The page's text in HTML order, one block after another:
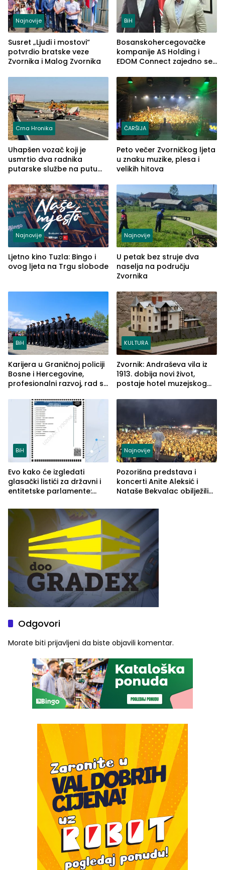
Najnovije
Susret „Ljudi i mostovi“
potvrdio bratske veze
Zvornika i Malog Zvornika
BiH
Bosanskohercegovačke
kompanije AS Holding i
EDOM Connect zajedno se
Crna Hronika
Uhapšen vozač koji je
usmrtio dva radnika
putarske službe na putu
(FOTO)
ČARŠIJA
Peto večer Zvorničkog ljeta
u znaku muzike, plesa i
velikih hitova
Najnovije
Ljetno kino Tuzla: Bingo i
ovog ljeta na Trgu slobode
Najnovije
U petak bez struje dva
naselja na području
Zvornika
BiH
Karijera u Graničnoj policiji
Bosne i Hercegovine,
profesionalni razvoj, rad sa
služba građanima
KULTURA
Zvornik: Andraševa vila iz
1913. dobija novi život,
postaje hotel muzejskog
BiH
Evo kako će izgledati
glasački listići za državni i
entitetske parlamente:
vidljive na njima
Najnovije
Pozorišna predstava i
koncerti Anite Aleksić i
Nataše Bekvalac obilježili
ljeta (FOTO)
Odgovori
Morate biti prijavljeni da biste objavili komentar.